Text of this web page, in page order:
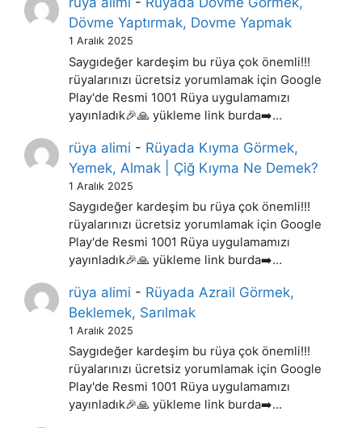
Dövme Yaptırmak, Dovme Yapmak
1 Aralık 2025
Saygıdeğer kardeşim bu rüya çok önemli!!!
rüyalarınızı ücretsiz yorumlamak için Google
Play'de Resmi 1001 Rüya uygulamamızı
yayınladık🎉🙏 yükleme link burda➡️…
rüya alimi - Rüyada Kıyma Görmek,
Yemek, Almak | Çiğ Kıyma Ne Demek?
1 Aralık 2025
Saygıdeğer kardeşim bu rüya çok önemli!!!
rüyalarınızı ücretsiz yorumlamak için Google
Play'de Resmi 1001 Rüya uygulamamızı
yayınladık🎉🙏 yükleme link burda➡️…
rüya alimi - Rüyada Azrail Görmek,
Beklemek, Sarılmak
1 Aralık 2025
Saygıdeğer kardeşim bu rüya çok önemli!!!
rüyalarınızı ücretsiz yorumlamak için Google
Play'de Resmi 1001 Rüya uygulamamızı
yayınladık🎉🙏 yükleme link burda➡️…